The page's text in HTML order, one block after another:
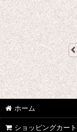
ホーム
ショッピングカート